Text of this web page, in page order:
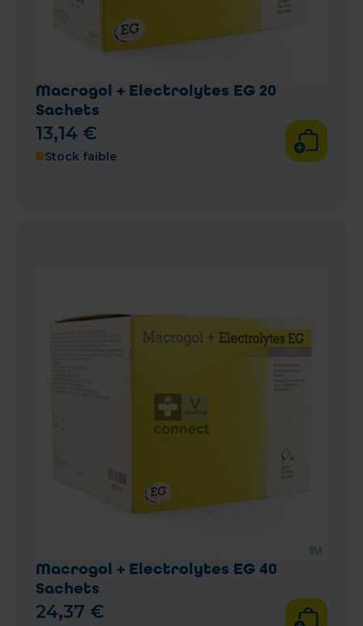
Macrogol + Electrolytes EG 20
Sachets
13,14 €
Stock faible
Macrogol + Electrolytes EG 40
Sachets
24,37 €